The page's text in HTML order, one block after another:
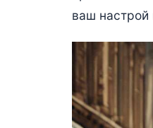
ваш настрой